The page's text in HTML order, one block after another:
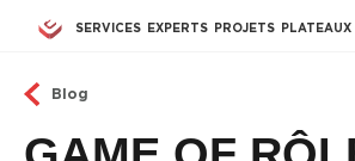
Aller au contenu principal
SERVICES EXPERTS PROJETS PLATEAUX
Blog